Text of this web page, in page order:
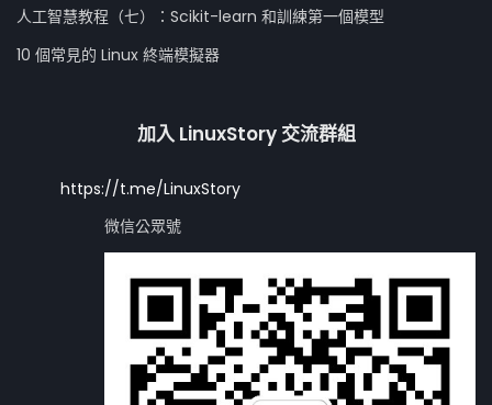
人工智慧教程（七）：Scikit-learn 和訓練第一個模型
10 個常見的 Linux 終端模擬器
加入 LinuxStory 交流群組
https://t.me/LinuxStory
微信公眾號